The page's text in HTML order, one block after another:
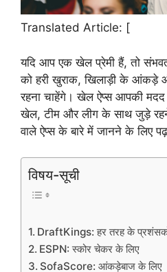
Translated Article: [
यदि आप एक खेल प्रेमी हैं, तो
को हरी खुराक, खिलाड़ी के आंकड़े
रहना चाहेंगे। खेल ऐप्स आपकी
खेल, टीम और लीग के साथ जुड़े
वाले ऐप्स के बारे में जानने के लिए
विषय-सूची
DraftKings: हर तरह के
ESPN: स्कोर चेकर के लिए
SofaScore: आंकड़ेबाज के लिए